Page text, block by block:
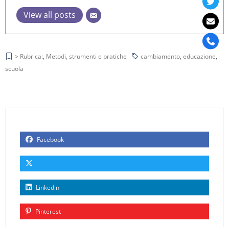
View all posts
> Rubrica:, Metodi, strumenti e pratiche cambiamento, educazione,
scuola
Facebook
Linkedin
Pinterest